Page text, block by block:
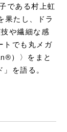
である村上虹
果たし、ドラ
や繊細な感
トでも丸メガ
）〉をまと
を語る。